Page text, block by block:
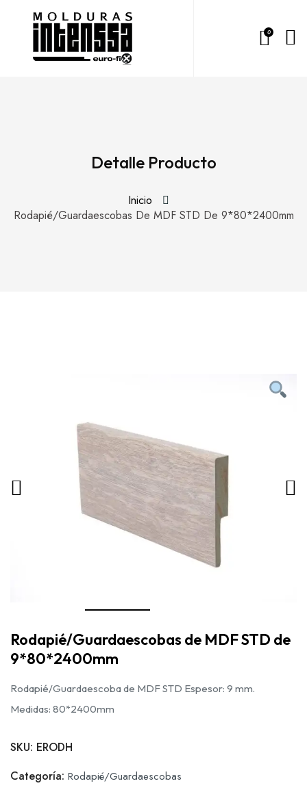
0
Detalle Producto
Inicio
Rodapié/Guardaescobas De MDF STD De 9*80*2400mm
Rodapié/Guardaescobas de MDF STD de
9*80*2400mm
Rodapié/Guardaescoba de MDF STD Espesor: 9 mm.
Medidas: 80*2400mm
SKU: ERODH
Categoría: Rodapié/Guardaescobas